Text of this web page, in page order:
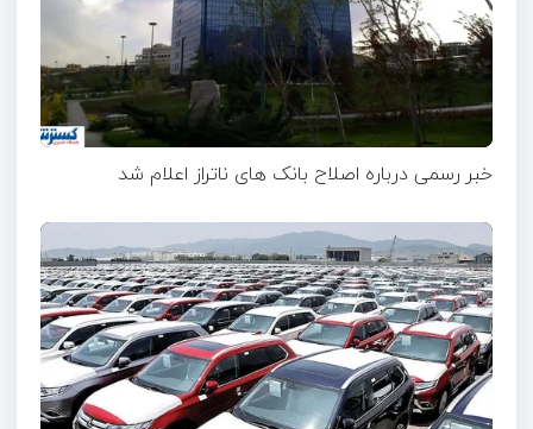
خبر رسمی درباره اصلاح بانک های ناتراز اعلام شد